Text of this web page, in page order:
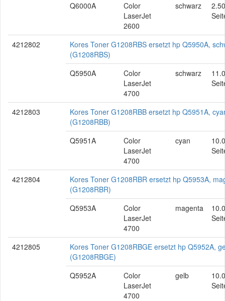
Q6000A
Color
LaserJet
2600
schwarz
4212802
Kores Toner G1208RBS ersetzt hp Q5950A,
(G1208RBS)
Q5950A
Color
LaserJet
4700
schwarz
4212803
Kores Toner G1208RBB ersetzt hp Q5951A,
(G1208RBB)
Q5951A
Color
LaserJet
4700
cyan
4212804
Kores Toner G1208RBR ersetzt hp Q5953A,
(G1208RBR)
Q5953A
Color
LaserJet
4700
magenta
4212805
Kores Toner G1208RBGE ersetzt hp Q5952A,
(G1208RBGE)
Q5952A
Color
LaserJet
4700
gelb